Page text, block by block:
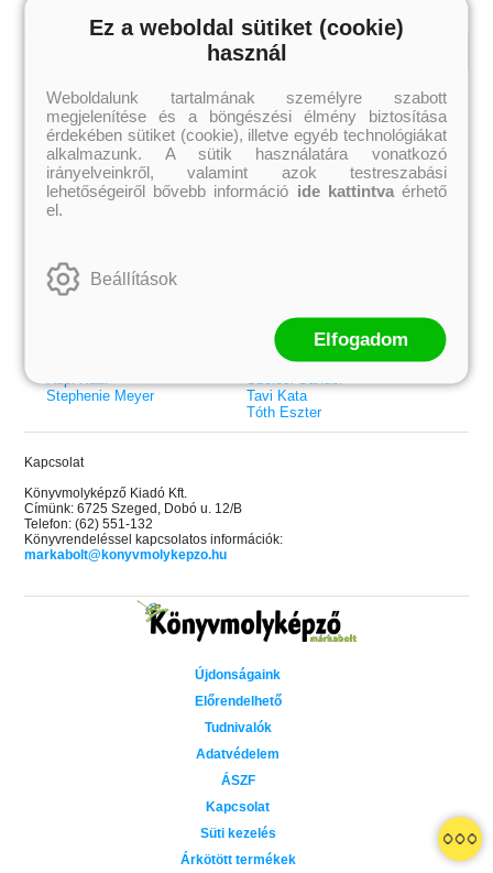
Grace and Glory - Kegyelem és
dicsőség (Az Előhírnök-trilógia
Különleges éldekorált kiadás!
Bad Girl Reputation
lány (Avalon Bay 2.)
Elle Kennedy
Külföldiek
Brigid Kemmerer
Cassandra Clare
Colleen Hoover
Elle Kennedy
Erin Watt
Holly Webb
Jenny Han
Leigh Bardugo
Maggie Stiefvater
Rupi Kaur
Stephenie Meyer
Magyarok
Ashley Carrigan
Benina
Bessenyei Gábor
Bodor Attila
Böszörményi Gyula
Rácz-Stefán Tibor
Róbert Katalin
Spirit Bliss
Szélesi Sándor
Tavi Kata
Tóth Eszter
Kapcsolat
Könyvmolyképző Kiadó Kft.
Címünk: 6725 Szeged, Dobó u. 12/B
Telefon: (62) 551-132
Könyvrendeléssel kapcsolatos információk:
markabolt@konyvmolykepzo.hu
Újdonságaink
Előrendelhető
Tudnivalók
Adatvédelem
ÁSZF
Kapcsolat
Süti kezelés
Árkötött termékek
Ez a weboldal sütiket (cookie)
használ
Weboldalunk tartalmának személyre szabott
megjelenítése és a böngészési élmény biztosítása
érdekében sütiket (cookie), illetve egyéb technológiákat
alkalmazunk. A sütik használatára vonatkozó
irányelveinkről, valamint azok testreszabási
lehetőségeiről bővebb információ ide kattintvaérhető
el.
Beállítások
Elfogadom